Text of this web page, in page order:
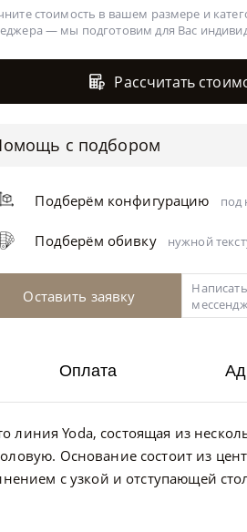
стоимость в вашем размере и
— мы подготовим для Вас
Рассчитать
с подбором
Подберём конфигурацию под
Подберём обивку нужной
Оставить заявку
Yoda, состоящая из
Основание состоит из
с узкой и отступающей
Оплата